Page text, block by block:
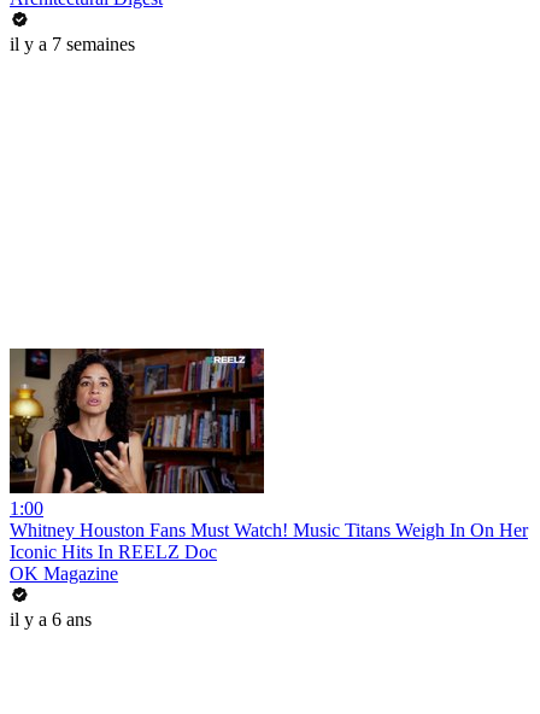
il y a 7 semaines
1:00
Whitney Houston Fans Must Watch! Music Titans Weigh In On Her
Iconic Hits In REELZ Doc
OK Magazine
il y a 6 ans